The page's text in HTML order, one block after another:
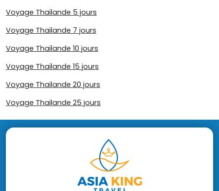
Voyage Thaïlande 5 jours
Voyage Thaïlande 7 jours
Voyage Thaïlande 10 jours
Voyage Thaïlande 15 jours
Voyage Thaïlande 20 jours
Voyage Thailande 25 jours